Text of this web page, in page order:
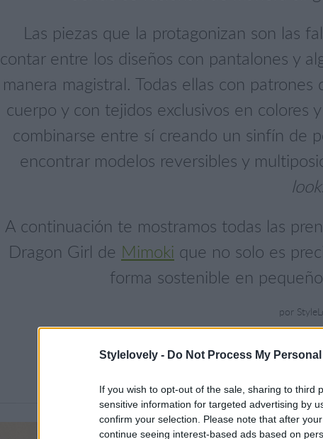
Stylelovely - Do Not Process My
If you wish to opt-out of the sale, sharing to third
sensitive information for targeted advertising by
confirm your selection. Please note that after
continue seeing interest-based ads based on
Las piezas que la protagonizan son las
contar entre los diseños con pantalones y
manera magistral. Todas ellas con
cuerpo y con tejidos exclusivos en colores
combinarse entre sí creando un sinfín de
encontrar modelos reversibles y
A continuación te mostramos todas las
Dragon Girl de Mimoki que no solo es
forma sostenible en
por